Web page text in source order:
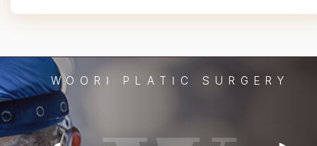
WOORI PLATIC SURGERY